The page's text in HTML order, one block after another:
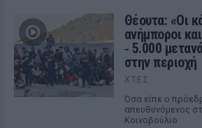
Θέουτα: «Οι
ανήμποροι
‑ 5.000
στην περιοχή
ΧΤΕΣ
Όσα είπε ο
απευθυνόμενος
Κοινοβούλιο